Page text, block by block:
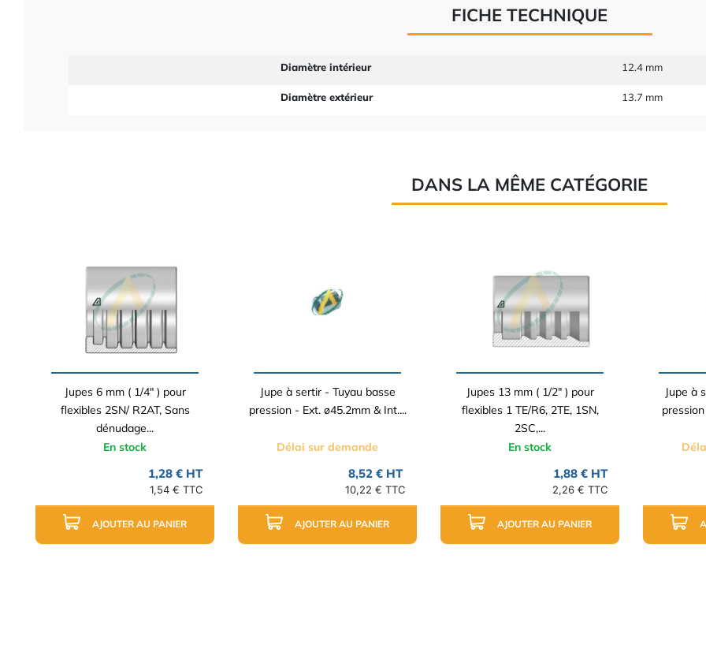
FICHE TECHNIQUE
Diamètre intérieur 12.4 mm
Diamètre extérieur 13.7 mm
DANS LA MÊME CATÉGORIE
Jupes 6 mm ( 1/4" ) pour
flexibles 2SN/ R2AT, Sans
dénudage...
En stock
1,28 € HT
1,54 € TTC
AJOUTER AU PANIER
Jupe à sertir - Tuyau basse
pression - Ext. ø45.2mm & Int....
Délai sur demande
8,52 € HT
10,22 € TTC
AJOUTER AU PANIER
Jupes 13 mm ( 1/2" ) pour
flexibles 1 TE/R6, 2TE, 1SN,
2SC,...
En stock
1,88 € HT
2,26 € TTC
AJOUTER AU PANIER
Jupe à